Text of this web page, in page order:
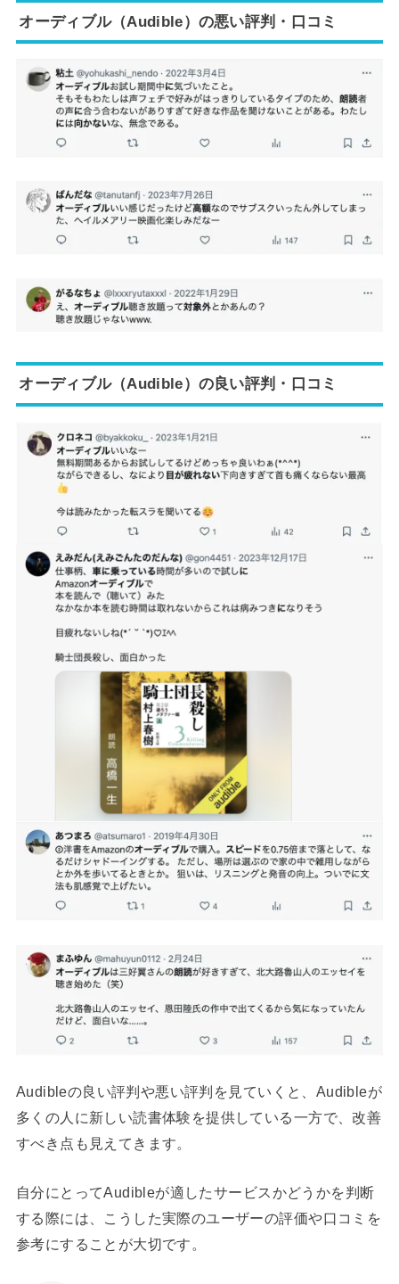
オーディブル（Audible）の悪い評判・口コミ
オーディブル（Audible）の良い評判・口コミ
Audibleの良い評判や悪い評判を見ていくと、Audibleが
多くの人に新しい読書体験を提供している一方で、改善
すべき点も見えてきます。
自分にとってAudibleが適したサービスかどうかを判断
する際には、こうした実際のユーザーの評価や口コミを
参考にすることが大切です。